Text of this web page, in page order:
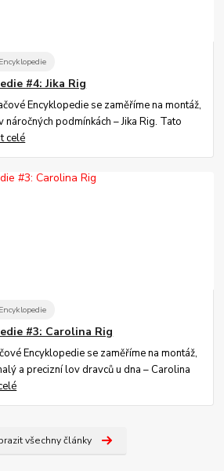
#4: Jika Rig
Encyklopedie se zaměříme na montáž,
podmínkách – Jika Rig. Tato
celé
#3: Carolina Rig
Encyklopedie se zaměříme na montáž,
a precizní lov dravců u dna – Carolina
všechny články